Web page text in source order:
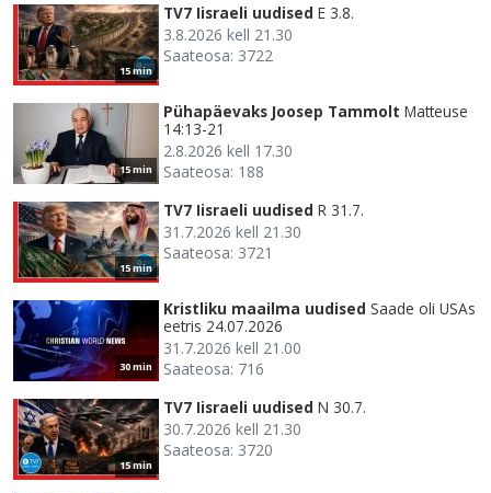
15 min
TV7 Iisraeli uudised E 3.8.
3.8.2026 kell 21.30
Saateosa: 3722
15 min
Pühapäevaks Joosep Tammolt Matteuse
14:13-21
2.8.2026 kell 17.30
Saateosa: 188
15 min
TV7 Iisraeli uudised R 31.7.
31.7.2026 kell 21.30
Saateosa: 3721
30 min
Kristliku maailma uudised Saade oli USAs
eetris 24.07.2026
31.7.2026 kell 21.00
Saateosa: 716
15 min
TV7 Iisraeli uudised N 30.7.
30.7.2026 kell 21.30
Saateosa: 3720